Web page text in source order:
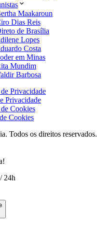
Maakaroun
Dias Reis
de Brasília
Lopes
Costa
em Minas
Mundim
Barbosa
Privacidade
Privacidade
Cookies
Cookies
Todos os direitos reservados.
/ 24h